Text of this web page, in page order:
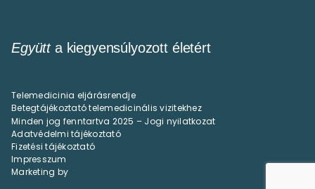
Együtta kiegyensúlyozott életért
Telemedicinia eljárásrendje
Betegtájékoztató telemedicinális vizitekhez
Minden jog fenntartva 2025 – Jogi nyilatkozat
Adatvédelmi tájékoztató
Fizetési tájékoztató
Impresszum
Marketing by